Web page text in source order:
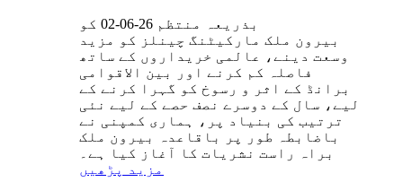
بذریعہ منتظم 26-06-02 کو
بیرون ملک مارکیٹنگ چینلز کو مزید
وسعت دینے، عالمی خریداروں کے ساتھ
فاصلہ کم کرنے اور بین الاقوامی
برانڈ کے اثر و رسوخ کو گہرا کرنے کے
لیے، سال کے دوسرے نصف حصے کے لیے نئی
ترتیب کی بنیاد پر، ہماری کمپنی نے
باضابطہ طور پر باقاعدہ بیرون ملک
براہ راست نشریات کا آغاز کیا ہے۔
مزید پڑھیں